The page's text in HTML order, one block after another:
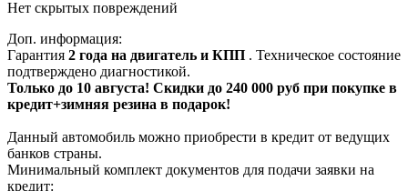
Нет скрытых повреждений
Доп. информация:
Гарантия 2 года на двигатель и КПП . Техническое состояние
подтверждено диагностикой.
Только до 10 августа! Скидки до 240 000 руб при покупке в
кредит+зимняя резина в подарок!
Данный автомобиль можно приобрести в кредит от ведущих
банков страны.
Минимальный комплект документов для подачи заявки на
кредит: